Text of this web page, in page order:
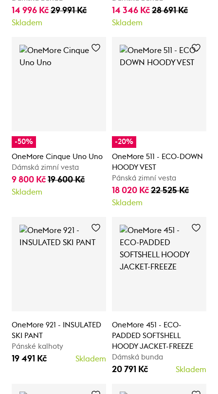
14 996 Kč 29 991 Kč
Skladem
14 346 Kč 28 691 Kč
Skladem
-50%
OneMore Cinque Uno Uno
Dámská zimní vesta
9 800 Kč 19 600 Kč
Skladem
-20%
OneMore 511 - ECO-DOWN
HOODY VEST
Pánská zimní vesta
18 020 Kč 22 525 Kč
Skladem
OneMore 921 - INSULATED
SKI PANT
Pánské kalhoty
19 491 Kč Skladem
OneMore 451 - ECO-
PADDED SOFTSHELL
HOODY JACKET-FREEZE
Dámská bunda
20 791 Kč Skladem